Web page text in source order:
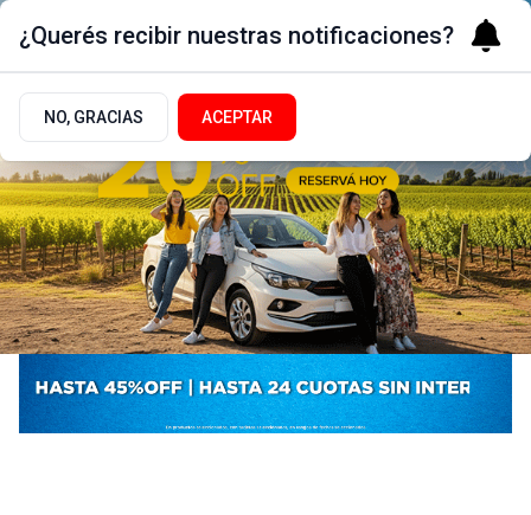
¿Querés recibir nuestras notificaciones?
NO, GRACIAS ACEPTAR